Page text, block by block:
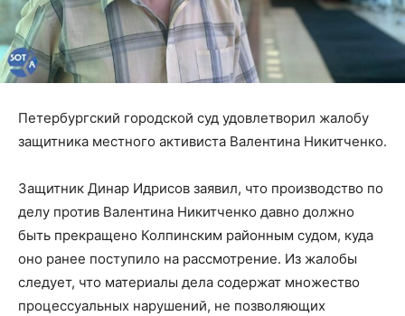
Петербургский городской суд удовлетворил жалобу
защитника местного активиста Валентина Никитченко.
Защитник Динар Идрисов заявил, что производство по
делу против Валентина Никитченко давно должно
быть прекращено Колпинским районным судом, куда
оно ранее поступило на рассмотрение. Из жалобы
следует, что материалы дела содержат множество
процессуальных нарушений, не позволяющих